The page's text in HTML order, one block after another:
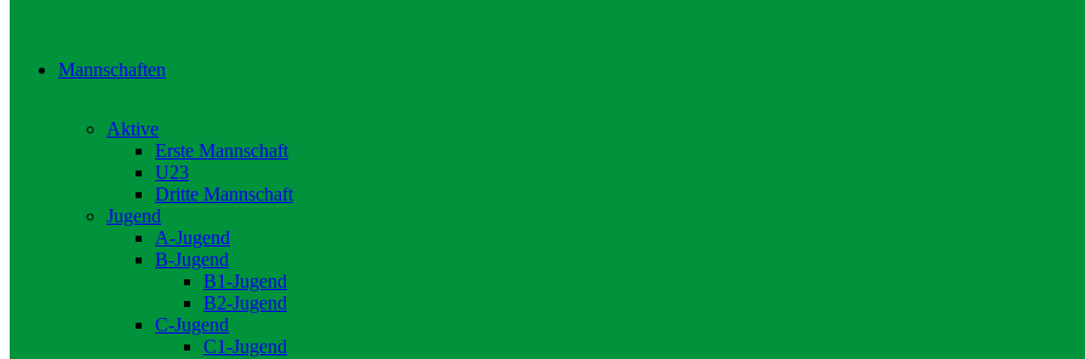
Mannschaften
Aktive
Erste Mannschaft
U23
Dritte Mannschaft
Jugend
A-Jugend
B-Jugend
B1-Jugend
B2-Jugend
C-Jugend
C1-Jugend